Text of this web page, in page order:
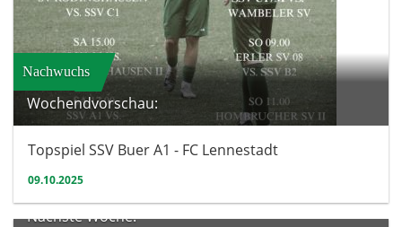
Nachwuchs
Wochendvorschau:
Topspiel SSV Buer A1 - FC Lennestadt
09.10.2025
Verein
Nächste Woche: